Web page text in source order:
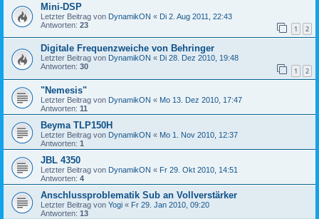
Mini-DSP
Letzter Beitrag von DynamikON « Di 2. Aug 2011, 22:43
Antworten: 23 1 2
Digitale Frequenzweiche von Behringer
Letzter Beitrag von DynamikON « Di 28. Dez 2010, 19:48
Antworten: 30 1 2
"Nemesis"
Letzter Beitrag von DynamikON « Mo 13. Dez 2010, 17:47
Antworten: 11
Beyma TLP150H
Letzter Beitrag von DynamikON « Mo 1. Nov 2010, 12:37
Antworten: 1
JBL 4350
Letzter Beitrag von DynamikON « Fr 29. Okt 2010, 14:51
Antworten: 4
Anschlussproblematik Sub an Vollverstärker
Letzter Beitrag von Yogi « Fr 29. Jan 2010, 09:20
Antworten: 13